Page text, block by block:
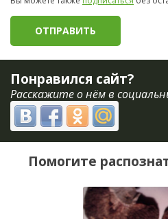
Понравился сайт?
Расскажите о нём в
Помогите